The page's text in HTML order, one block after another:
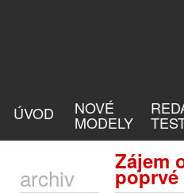
ÚVOD NOVÉ
MODELY
Zájem
poprvé
archiv